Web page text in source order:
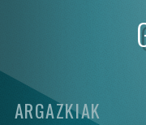
ARGAZKIAK